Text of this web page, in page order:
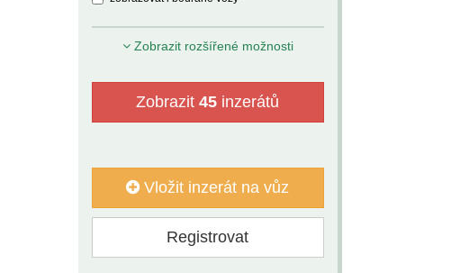
Zobrazit rozšířené možnosti
Zobrazit45 inzerátů
Vložit inzerát na vůz
Registrovat